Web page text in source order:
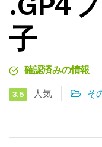
子
確認済みの情報
3.5 人気 そ